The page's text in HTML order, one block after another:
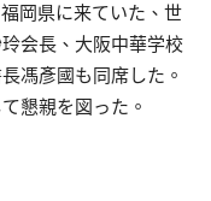
岡県に来ていた、世
会長、大阪中華学校
馮彥國も同席した。
懇親を図った。